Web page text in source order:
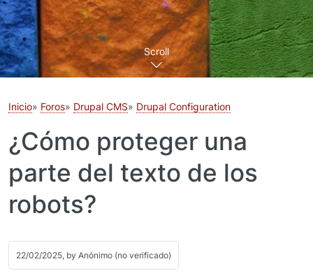
Scroll
Inicio Foros Drupal CMS Drupal Configuration
¿Cómo proteger una
parte del texto de los
robots?
22/02/2025, by Anónimo (no verificado)